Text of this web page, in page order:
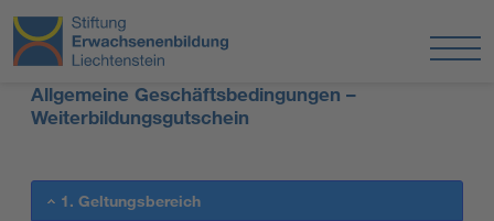
Allgemeine Geschäftsbedingungen –
Weiterbildungsgutschein
1. Geltungsbereich